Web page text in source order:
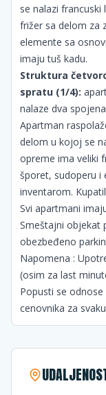
se nalazi
frižer sa delom za
elemente sa
imaju tuš kadu.
Struktura
spratu (1/4):
nalaze dva
Apartman
delom u kojoj se
opreme ima veliki
šporet, sudoperu i
inventarom.
Svi apartmani
Smeštajni objekat
obezbeđeno
Napomena :
(osim za last
Popusti se
cenovnika za